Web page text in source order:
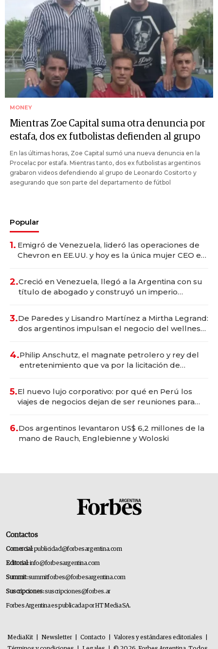
MONEY
Mientras Zoe Capital suma otra denuncia por
estafa, dos ex futbolistas defienden al grupo
En las últimas horas, Zoe Capital sumó una nueva denuncia en la
Procelac por estafa. Mientras tanto, dos ex futbolistas argentinos
grabaron videos defendiendo al grupo de Leonardo Cositorto y
asegurando que son parte del departamento de fútbol
Popular
1. Emigró de Venezuela, lideró las operaciones de
Chevron en EE.UU. y hoy es la única mujer CEO en
2.Creció en Venezuela, llegó a la Argentina con su
título de abogado y construyó un imperio
3.De Paredes y Lisandro Martínez a Mirtha Legrand:
dos argentinos impulsan el negocio del wellness
4.Philip Anschutz, el magnate petrolero y rey del
entretenimiento que va por la licitación de
5.El nuevo lujo corporativo: por qué en Perú los
viajes de negocios dejan de ser reuniones para
6.Dos argentinos levantaron US$ 6,2 millones de la
mano de Rauch, Englebienne y Woloski
Contactos
Comercial:publicidad@forbesargentina.com
Editorial:info@forbesargentina.com
Summit:summitforbes@forbesargentina.com
Suscripciones:suscripciones@forbes.ar
Forbes Argentina es publicada por HT Media SA.
MediaKit Newsletter Contacto Valores y estándares editoriales